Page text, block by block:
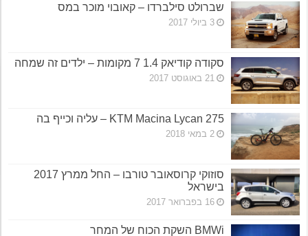
שברולט סילברדו – קאובוי מוכר במס
3 ביולי 2017
סקודה קודיאק 1.4 7 מקומות – ילדים זה שמחה
21 באוגוסט 2017
KTM Macina Lycan 275 – עליה וכייף בה
2 במאי 2018
סוזוקי קרוסאובר טורבו – החל ממרץ 2017
בישראל
16 בפברואר 2017
BMWi השקת הכוח של המחר